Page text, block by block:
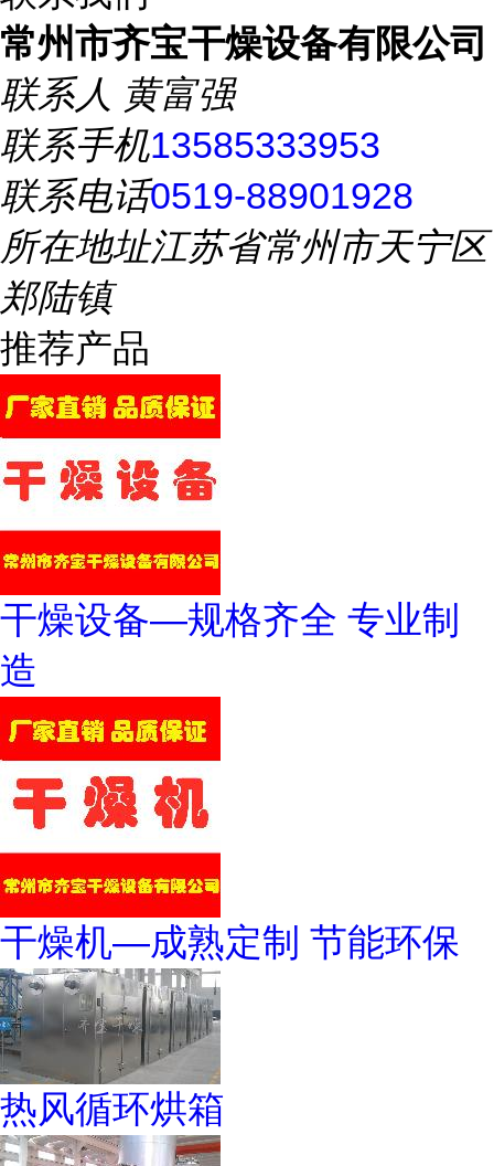
常州市齐宝干燥设备有限公司
联系人 黄富强
联系手机13585333953
联系电话0519-88901928
所在地址江苏省常州市天宁区
郑陆镇
推荐产品
干燥设备—规格齐全 专业制
造
干燥机—成熟定制 节能环保
热风循环烘箱